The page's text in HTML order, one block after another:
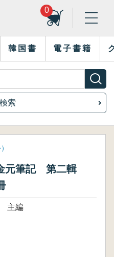
0
韓国書 電子書籍
索
元筆記 第二輯
主編